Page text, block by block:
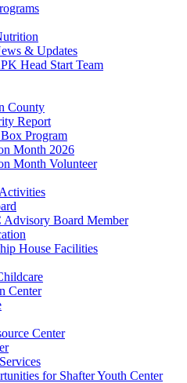
& Updates
Head Start Team
County
Report
Program
Month 2026
Month Volunteer
Advisory Board Member
House Facilities
Center
Center
for Shafter Youth Center